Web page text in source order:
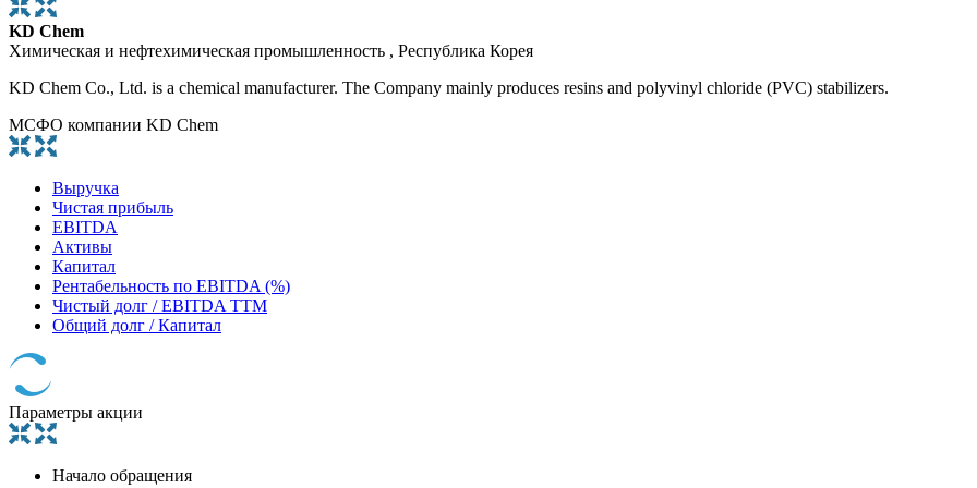
KD Chem
Химическая и нефтехимическая промышленность , Республика Корея
KD Chem Co., Ltd. is a chemical manufacturer. The Company mainly produces resins and polyvinyl chloride (PVC) stabilizers.
МСФО компании KD Chem
Выручка
Чистая прибыль
EBITDA
Активы
Капитал
Рентабельность по EBITDA (%)
Чистый долг / EBITDA TTM
Общий долг / Капитал
Параметры акции
Начало обращения